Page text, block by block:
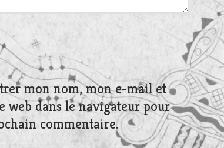
mon nom, mon e-mail et
web dans le navigateur pour
commentaire.